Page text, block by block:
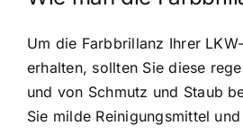
Um die Farbbrillanz Ihrer
erhalten, sollten Sie diese
und von Schmutz und Staub
Sie milde Reinigungsmittel